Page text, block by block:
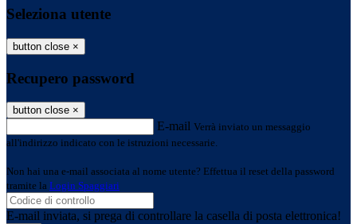
Seleziona utente
button close ×
Recupero password
button close ×
E-mail Verrà inviato un messaggio
all'indirizzo indicato con le istruzioni necessarie.
Non hai una e-mail associata al nome utente? Effettua il reset della password
tramite la Login Spaggiari
E-mail inviata, si prega di controllare la casella di posta elettronica!